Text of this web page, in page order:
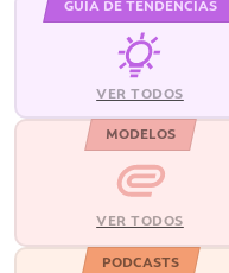
GUIA DE TENDÊNCIAS
VER TODOS
MODELOS
VER TODOS
PODCASTS